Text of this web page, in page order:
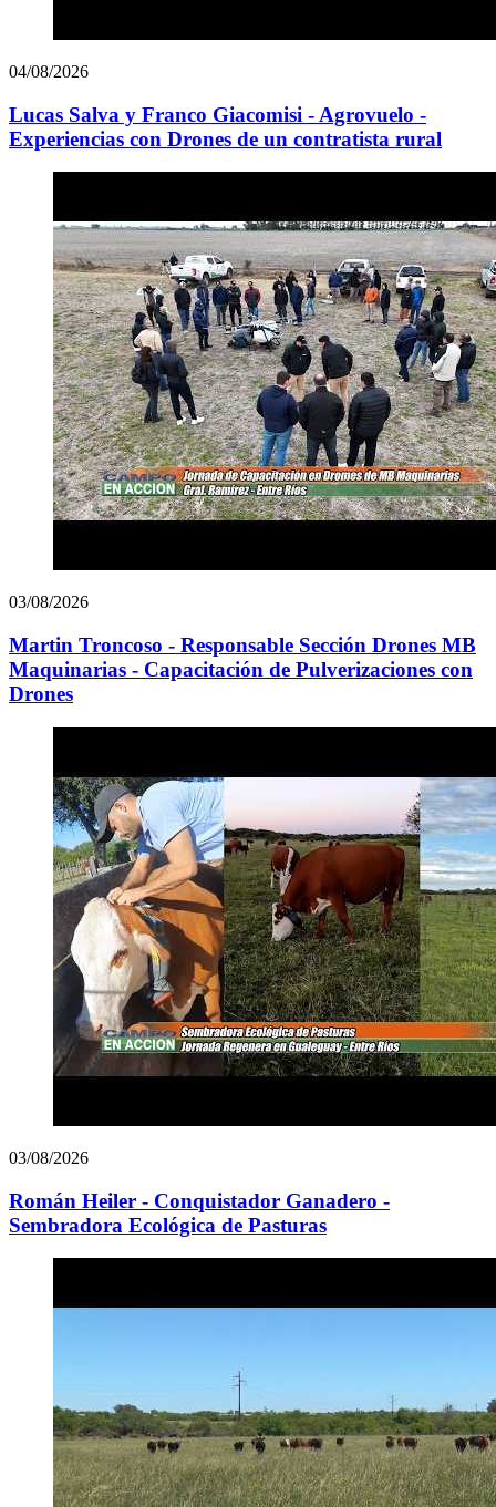
04/08/2026
Lucas Salva y Franco Giacomisi - Agrovuelo -
Experiencias con Drones de un contratista rural
03/08/2026
Martin Troncoso - Responsable Sección Drones MB
Maquinarias - Capacitación de Pulverizaciones con
Drones
03/08/2026
Román Heiler - Conquistador Ganadero -
Sembradora Ecológica de Pasturas